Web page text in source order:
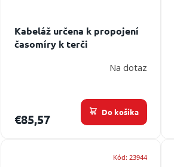
Kabeláž určena k propojení
časomíry k terči
Na dotaz
€85,57 Do košíka
Kód: 23944